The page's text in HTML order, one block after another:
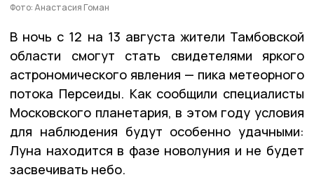
Фото: Анастасия Гоман
В ночь с 12 на 13 августа жители Тамбовской
области смогут стать свидетелями яркого
астрономического явления — пика метеорного
потока Персеиды. Как сообщили специалисты
Московского планетария, в этом году условия
для наблюдения будут особенно удачными:
Луна находится в фазе новолуния и не будет
засвечивать небо.